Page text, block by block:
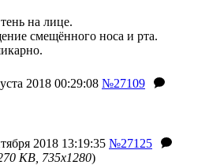
на лице.
смещённого носа и рта.
2018 00:29:08 №27109
2018 13:19:35 №27125
KB, 735x1280)